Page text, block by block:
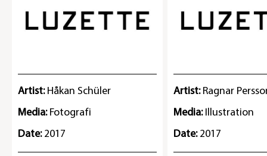
Artist: Håkan Schüler
Media: Fotografi
Date: 2017
Artist: Ragnar
Media: Illustration
Date: 2017